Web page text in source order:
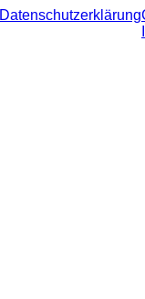
Datenschutzerklärung